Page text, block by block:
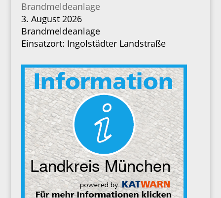
Brandmeldeanlage
3. August 2026
Brandmeldeanlage
Einsatzort: Ingolstädter Landstraße